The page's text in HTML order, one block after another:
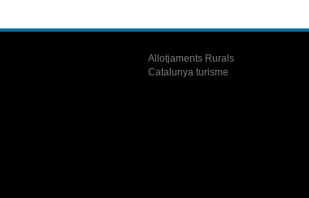
Allotjaments Rurals
Catalunya turisme